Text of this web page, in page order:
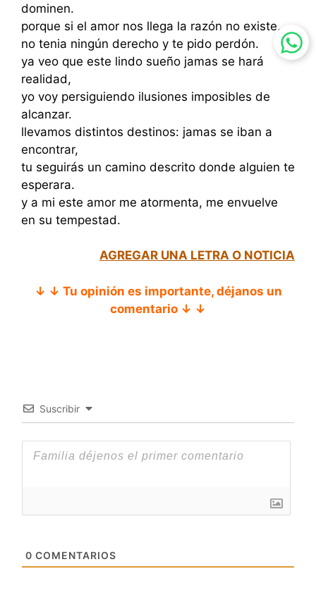
dominen.
porque si el amor nos llega la razón no existe,
no tenia ningún derecho y te pido perdón.
ya veo que este lindo sueño jamas se hará
realidad,
yo voy persiguiendo ilusiones imposibles de
alcanzar.
llevamos distintos destinos: jamas se iban a
encontrar,
tu seguirás un camino descrito donde alguien te
esperara.
y a mi este amor me atormenta, me envuelve
en su tempestad.
AGREGAR UNA LETRA O NOTICIA
↓ ↓ Tu opinión es importante, déjanos un
comentario ↓ ↓
Suscribir
0 COMENTARIOS